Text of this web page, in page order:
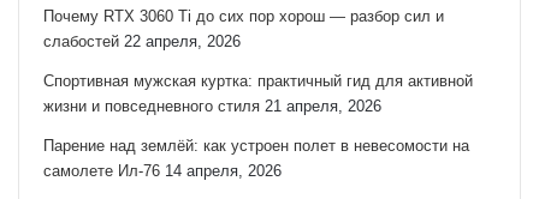
Почему RTX 3060 Ti до сих пор хорош — разбор сил и
слабостей 22 апреля, 2026
Спортивная мужская куртка: практичный гид для активной
жизни и повседневного стиля 21 апреля, 2026
Парение над землёй: как устроен полет в невесомости на
самолете Ил-76 14 апреля, 2026